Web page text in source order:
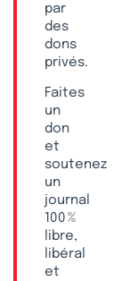
par
des
dons
privés.
Faites
un
don
et
soutenez
un
journal
100 %
libre,
libéral
et